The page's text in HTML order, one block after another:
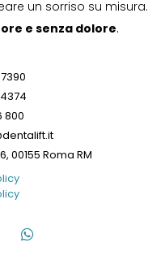
un sorriso su misura.
ore e senza dolore.
800
00155 Roma RM